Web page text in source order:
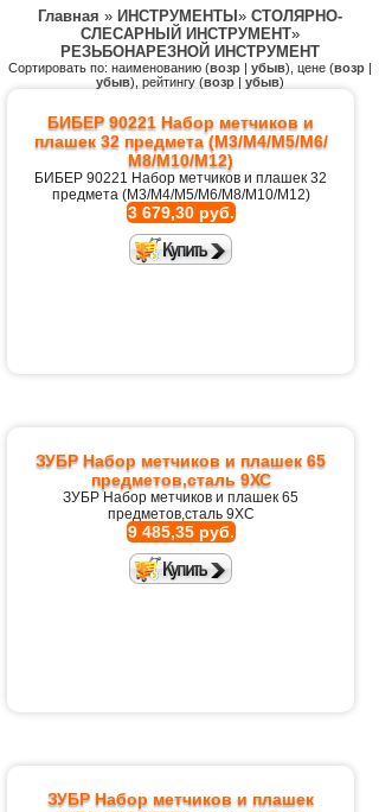
Главная » ИНСТРУМЕНТЫ » СТОЛЯРНО-
СЛЕСАРНЫЙ ИНСТРУМЕНТ»
РЕЗЬБОНАРЕЗНОЙ ИНСТРУМЕНТ
Сортировать по: наименованию (возр| убыв), цене (возр|
убыв), рейтингу (возр| убыв)
БИБЕР 90221 Набор метчиков и
плашек 32 предмета (M3/М4/М5/М6/
М8/М10/M12)
БИБЕР 90221 Набор метчиков и плашек 32
предмета (M3/М4/М5/М6/М8/М10/M12)
3 679,30 руб.
ЗУБР Набор метчиков и плашек 65
предметов,сталь 9ХС
ЗУБР Набор метчиков и плашек 65
предметов,сталь 9ХС
9 485,35 руб.
ЗУБР Набор метчиков и плашек